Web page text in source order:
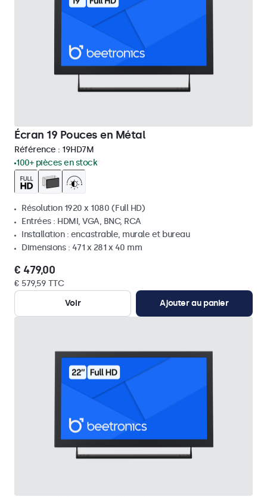
Écran 19 Pouces en Métal
Référence : 19HD7M
100+ pièces en stock
Résolution 1920 x 1080 (Full HD)
Entrées : HDMI, VGA, BNC, RCA
Installation : encastrable, murale et bureau
Dimensions : 471 x 281 x 40 mm
€ 479,00
€ 579,59 TTC
Voir
Ajouter au panier